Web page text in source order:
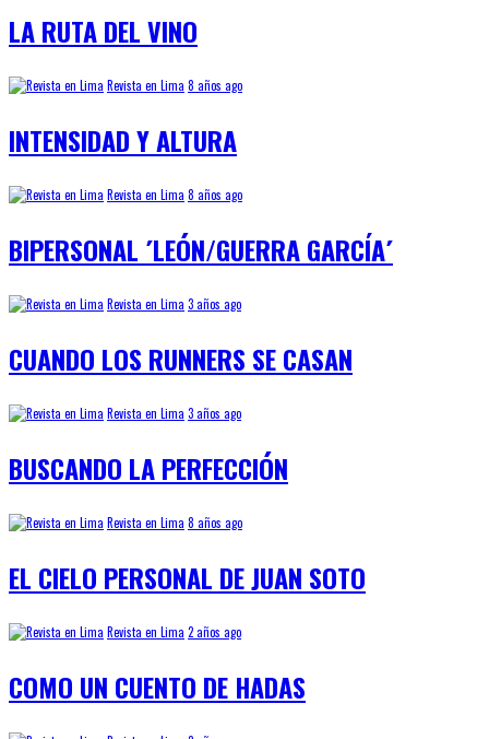
LA RUTA DEL VINO
Revista en Lima 8 años ago
INTENSIDAD Y ALTURA
Revista en Lima 8 años ago
BIPERSONAL ´LEÓN/GUERRA GARCÍA´
Revista en Lima 3 años ago
CUANDO LOS RUNNERS SE CASAN
Revista en Lima 3 años ago
BUSCANDO LA PERFECCIÓN
Revista en Lima 8 años ago
EL CIELO PERSONAL DE JUAN SOTO
Revista en Lima 2 años ago
COMO UN CUENTO DE HADAS